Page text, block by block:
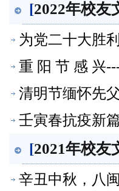
[2022年校友
为党二十大胜
重 阳 节 感 兴
清明节缅怀先
壬寅春抗疫新
[2021年校友
辛丑中秋，八